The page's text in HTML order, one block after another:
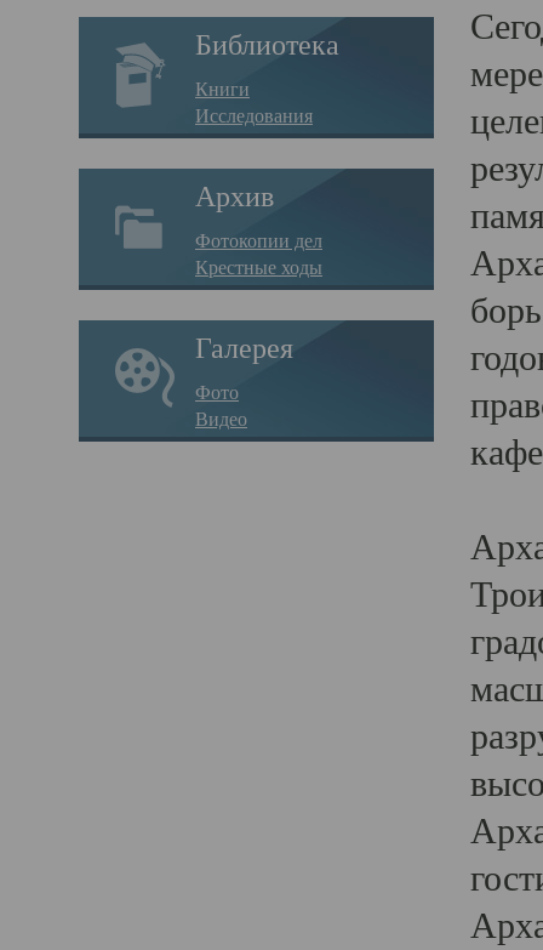
Библиотека
Книги
Исследования
Архив
Фотокопии дел
Крестные ходы
Галерея
Фото
Видео